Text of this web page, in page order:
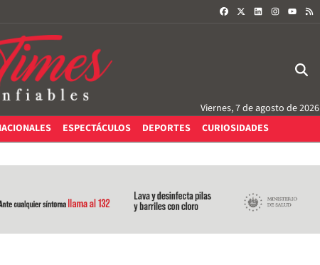
FACEBOOKLINKEDININSTAGRAM
Viernes, 7 de agosto de 2026
ESPECTÁCULOS DEPORTES CURIOSIDADES